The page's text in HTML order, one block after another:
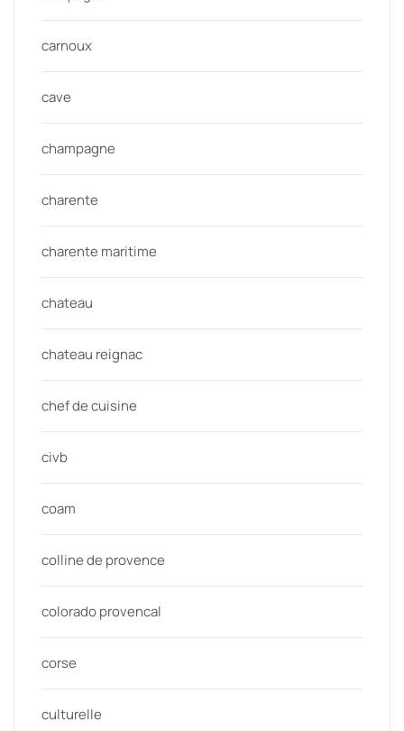
carnoux
cave
champagne
charente
charente maritime
chateau
chateau reignac
chef de cuisine
civb
coam
colline de provence
colorado provencal
corse
culturelle